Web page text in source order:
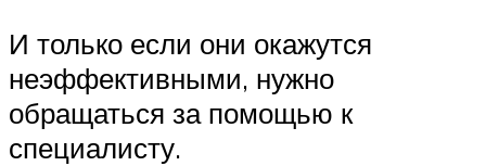
И только если они окажутся
неэффективными, нужно
обращаться за помощью к
специалисту.